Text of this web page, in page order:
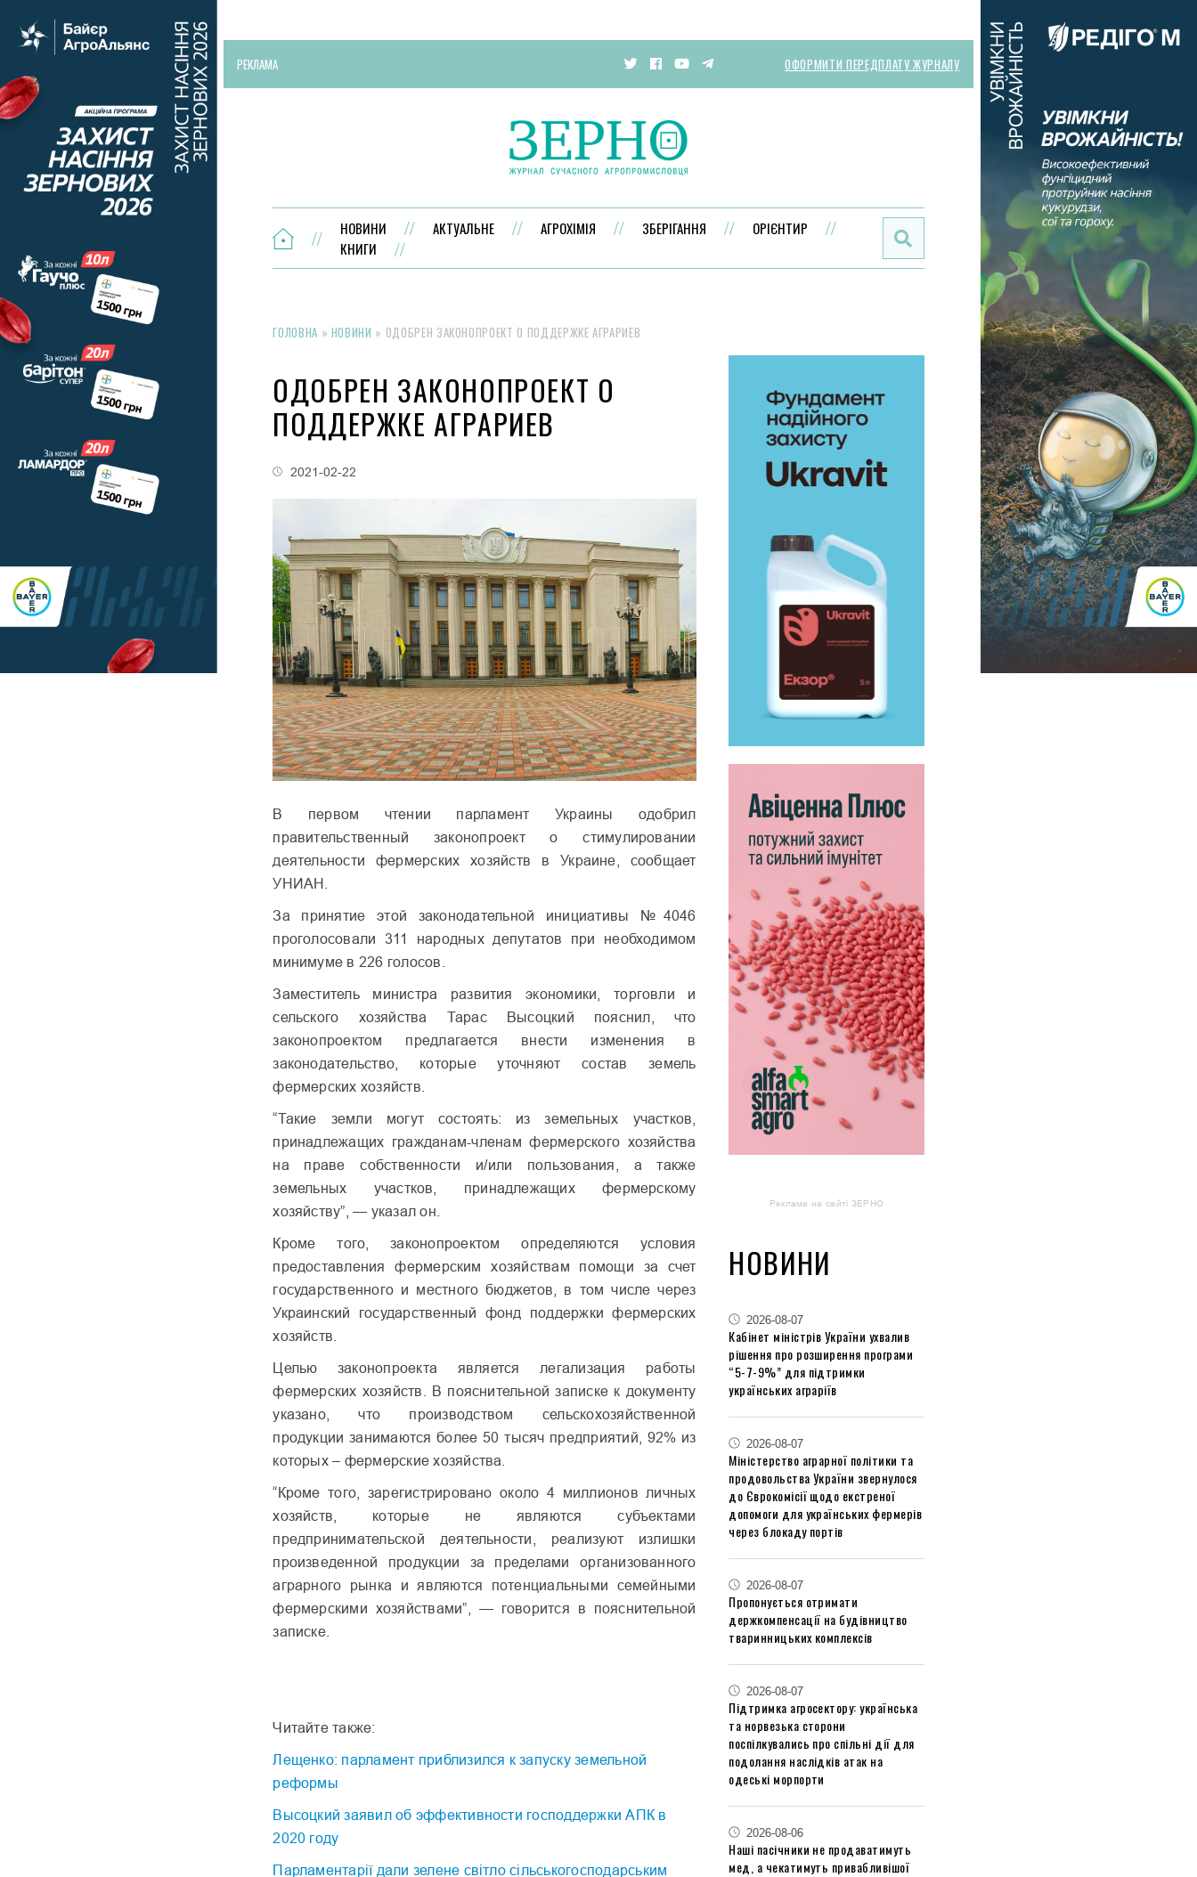
РЕКЛАМА ОФОРМИТИ ПЕРЕДПЛАТУ ЖУРНАЛУ
НОВИНИ АКТУАЛЬНЕ АГРОХІМІЯ ЗБЕРІГАННЯ
ОРІЄНТИР
КНИГИ
ГОЛОВНА » НОВИНИ » ОДОБРЕН ЗАКОНОПРОЕКТ О ПОДДЕРЖКЕ АГРАРИЕВ
ОДОБРЕН ЗАКОНОПРОЕКТ О
ПОДДЕРЖКЕ АГРАРИЕВ
2021-02-22
В первом чтении парламент Украины одобрил
правительственный законопроект о стимулировании
деятельности фермерских хозяйств в Украине, сообщает
УНИАН.
За принятие этой законодательной инициативы №4046
проголосовали 311 народных депутатов при необходимом
минимуме в 226 голосов.
Заместитель министра развития экономики, торговли и
сельского хозяйства Тарас Высоцкий пояснил, что
законопроектом предлагается внести изменения в
законодательство, которые уточняют состав земель
фермерских хозяйств.
“Такие земли могут состоять: из земельных участков,
принадлежащих гражданам-членам фермерского хозяйства
на праве собственности и/или пользования, а также
земельных участков, принадлежащих фермерскому
хозяйству”, — указал он.
Кроме того, законопроектом определяются условия
предоставления фермерским хозяйствам помощи за счет
государственного и местного бюджетов, в том числе через
Украинский государственный фонд поддержки фермерских
хозяйств.
Целью законопроекта является легализация работы
фермерских хозяйств. В пояснительной записке к документу
указано, что производством сельскохозяйственной
продукции занимаются более 50 тысяч предприятий, 92% из
которых – фермерские хозяйства.
“Кроме того, зарегистрировано около 4 миллионов личных
хозяйств, которые не являются субъектами
предпринимательской деятельности, реализуют излишки
произведенной продукции за пределами организованного
аграрного рынка и являются потенциальными семейными
фермерскими хозяйствами”, — говорится в пояснительной
записке.
Читайте также:
Лещенко: парламент приблизился к запуску земельной
реформы
Высоцкий заявил об эффективности господдержки АПК в
2020 году
Парламентарії дали зелене світло сільськогосподарським
Реклама на сайті ЗЕРНО
НОВИНИ
2026-08-07
Кабінет міністрів України ухвалив
рішення про розширення програми
“5-7-9%” для підтримки
українських аграріїв
2026-08-07
Міністерство аграрної політики та
продовольства України звернулося
до Єврокомісії щодо екстреної
допомоги для українських фермерів
через блокаду портів
2026-08-07
Пропонується отримати
держкомпенсації на будівництво
тваринницьких комплексів
2026-08-07
Підтримка агросектору: українська
та норвезька сторони
поспілкувались про спільні дії для
подолання наслідків атак на
одеські морпорти
2026-08-06
Наші пасічники не продаватимуть
мед, а чекатимуть привабливішої